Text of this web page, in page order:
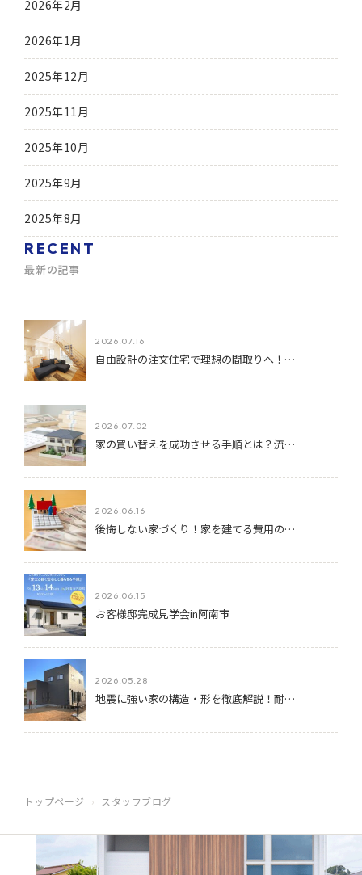
2026年2月
2026年1月
2025年12月
2025年11月
2025年10月
2025年9月
2025年8月
RECENT
最新の記事
2026.07.16
自由設計の注文住宅で理想の間取りへ！…
2026.07.02
家の買い替えを成功させる手順とは？流…
2026.06.16
後悔しない家づくり！家を建てる費用の…
2026.06.15
お客様邸完成見学会in阿南市
2026.05.28
地震に強い家の構造・形を徹底解説！耐…
トップページ スタッフブログ